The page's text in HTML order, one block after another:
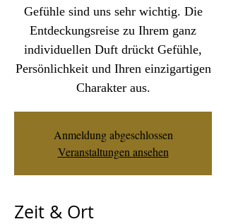
Gefühle sind uns sehr wichtig. Die
Entdeckungsreise zu Ihrem ganz
individuellen Duft drückt Gefühle,
Persönlichkeit und Ihren einzigartigen
Charakter aus.
Anmeldung abgeschlossen
Veranstaltungen ansehen
Zeit & Ort